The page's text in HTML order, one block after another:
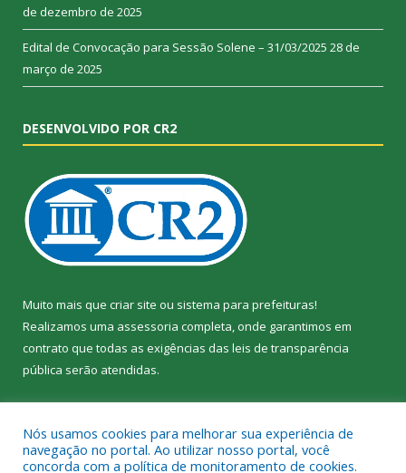
de dezembro de 2025
Edital de Convocação para Sessão Solene – 31/03/2025 28 de
março de 2025
DESENVOLVIDO POR CR2
Muito mais que criar site ou sistema para prefeituras!
Realizamos uma assessoria completa, onde garantimos em
contrato que todas as exigências das leis de transparência
pública serão atendidas.
Nós usamos cookies para melhorar sua experiência de
navegação no portal. Ao utilizar nosso portal, você
concorda com a política de monitoramento de cookies.